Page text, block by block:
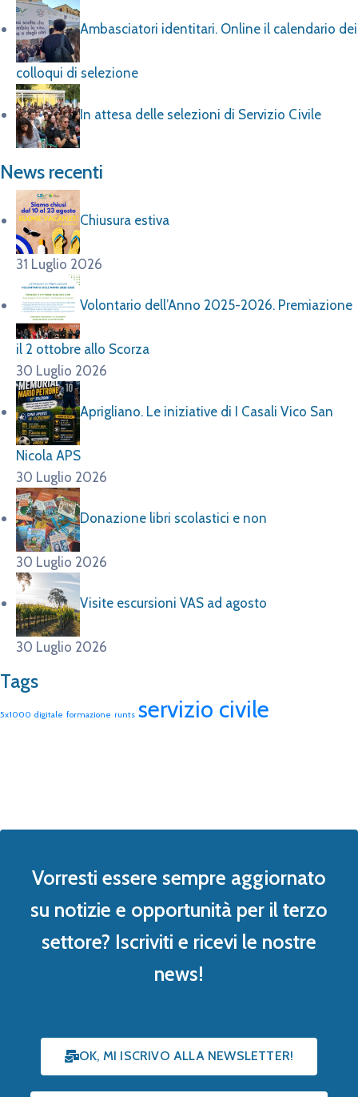
Ambasciatori identitari. Online il calendario dei
colloqui di selezione
In attesa delle selezioni di Servizio Civile
News recenti
Chiusura estiva
31 Luglio 2026
Volontario dell’Anno 2025-2026. Premiazione
il 2 ottobre allo Scorza
30 Luglio 2026
Aprigliano. Le iniziative di I Casali Vico San
Nicola APS
30 Luglio 2026
Donazione libri scolastici e non
30 Luglio 2026
Visite escursioni VAS ad agosto
30 Luglio 2026
Tags
5x1000 digitale formazione runts servizio civile
Vorresti essere sempre aggiornato
su notizie e opportunità per il terzo
settore? Iscriviti e ricevi le nostre
news!
OK, MI ISCRIVO ALLA NEWSLETTER!